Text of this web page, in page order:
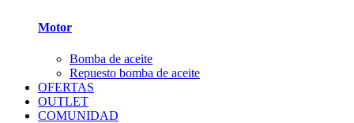
Motor
Bomba de aceite
Repuesto bomba de aceite
OFERTAS
OUTLET
COMUNIDAD